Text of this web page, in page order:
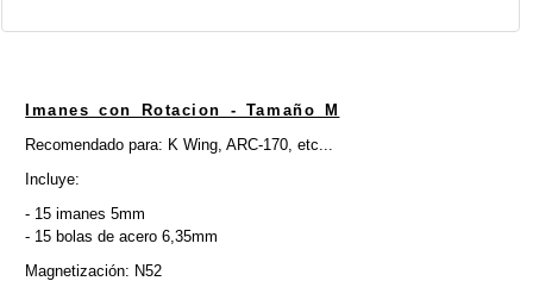
Imanes con Rotacion - Tamaño M
Recomendado para: K Wing, ARC-170, etc...
Incluye:
- 15 imanes 5mm
- 15 bolas de acero 6,35mm
Magnetización: N52